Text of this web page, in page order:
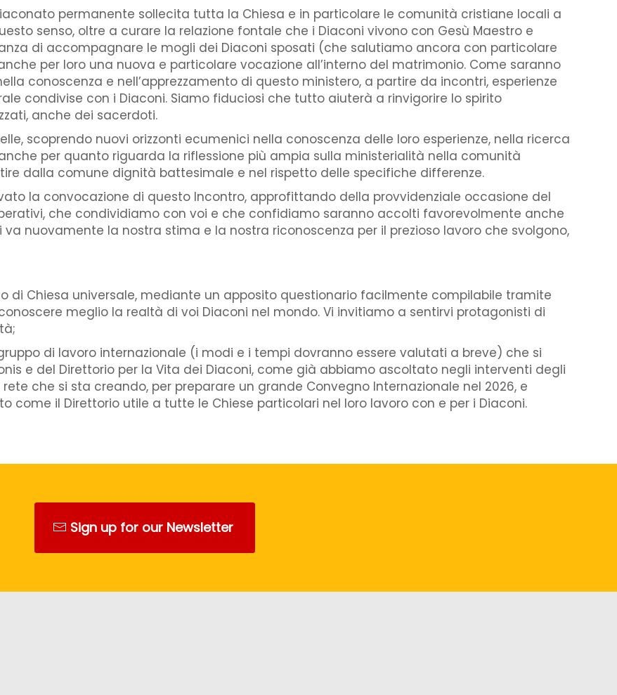
permanente sollecita tutta la Chiesa e in particolare le comunità cristiane locali a
senso, oltre a curare la relazione fontale che i Diaconi vivono con Gesù Maestro e
di accompagnare le mogli dei Diaconi sposati (che salutiamo ancora con particolare
per loro una nuova e particolare vocazione all’interno del matrimonio. Come saranno
conoscenza e nell’apprezzamento di questo ministero, a partire da incontri, esperienze
condivise con i Diaconi. Siamo fiduciosi che tutto aiuterà a rinvigorire lo spirito
anche dei sacerdoti.
scoprendo nuovi orizzonti ecumenici nella conoscenza delle loro esperienze, nella ricerca
per quanto riguarda la riflessione più ampia sulla ministerialità nella comunità
dalla comune dignità battesimale e nel rispetto delle specifiche differenze.
la convocazione di questo Incontro, approfittando della provvidenziale occasione del
che condividiamo con voi e che confidiamo saranno accolti favorevolmente anche
nuovamente la nostra stima e la nostra riconoscenza per il prezioso lavoro che svolgono,
di Chiesa universale, mediante un apposito questionario facilmente compilabile tramite
meglio la realtà di voi Diaconi nel mondo. Vi invitiamo a sentirvi protagonisti di
di lavoro internazionale (i modi e i tempi dovranno essere valutati a breve) che si
e del Direttorio per la Vita dei Diaconi, come già abbiamo ascoltato negli interventi degli
che si sta creando, per preparare un grande Convegno Internazionale nel 2026, e
come il Direttorio utile a tutte le Chiese particolari nel loro lavoro con e per i Diaconi.
Sign up for our Newsletter